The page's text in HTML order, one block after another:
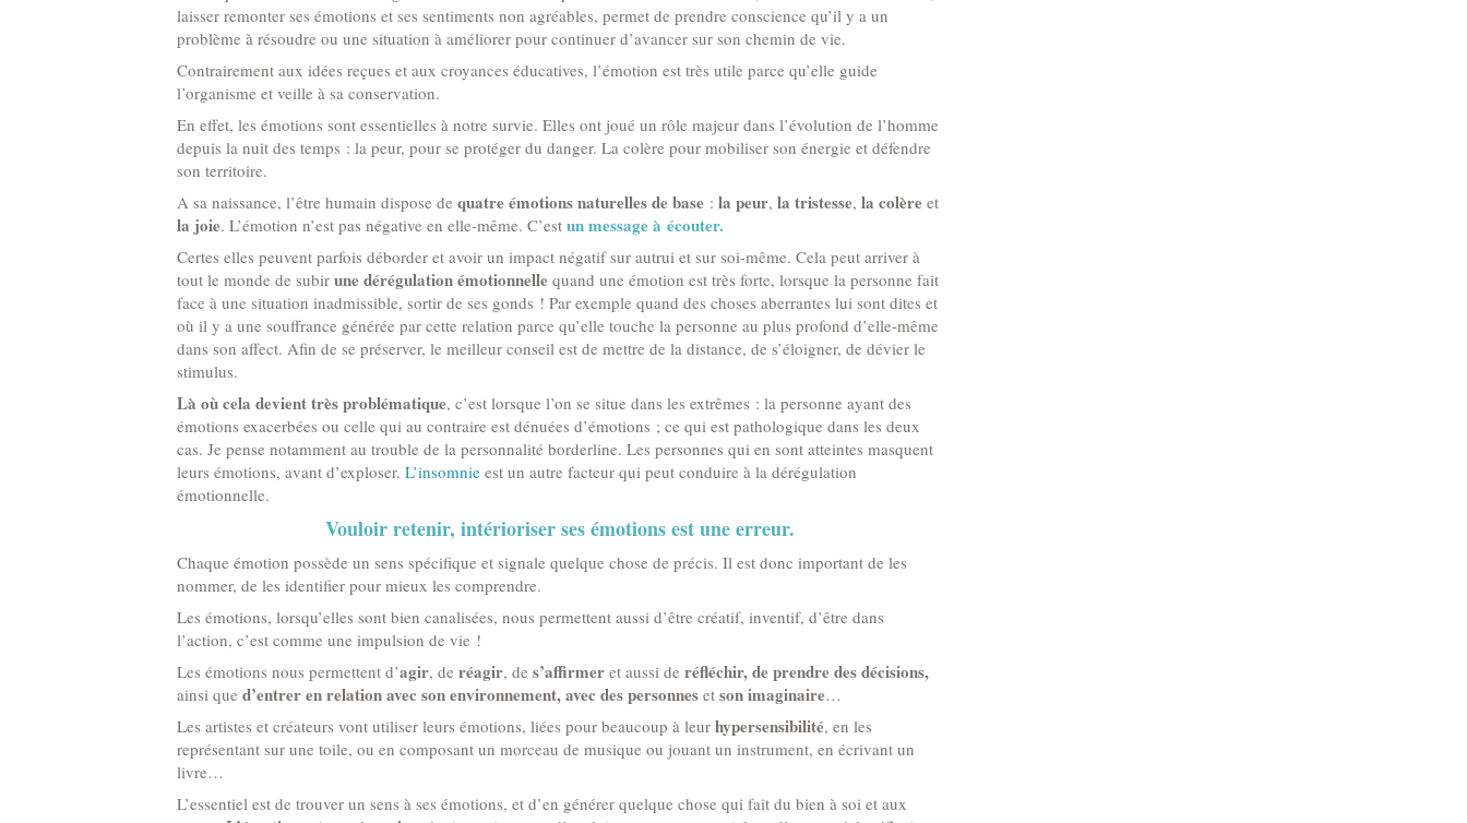
laisser remonter ses émotions et ses sentiments non agréables, permet de prendre conscience qu’il y a un
problème à résoudre ou une situation à améliorer pour continuer d’avancer sur son chemin de vie.
Contrairement aux idées reçues et aux croyances éducatives, l’émotion est très utile parce qu’elle guide
l’organisme et veille à sa conservation.
En effet, les émotions sont essentielles à notre survie. Elles ont joué un rôle majeur dans l’évolution de l’homme
depuis la nuit des temps : la peur, pour se protéger du danger. La colère pour mobiliser son énergie et défendre
son territoire.
A sa naissance, l’être humain dispose de quatre émotions naturelles de base : la peur, la tristesse, la colère et
la joie. L’émotion n’est pas négative en elle-même. C’est un message à écouter.
Certes elles peuvent parfois déborder et avoir un impact négatif sur autrui et sur soi-même. Cela peut arriver à
tout le monde de subir une dérégulation émotionnelle quand une émotion est très forte, lorsque la personne fait
face à une situation inadmissible, sortir de ses gonds ! Par exemple quand des choses aberrantes lui sont dites et
où il y a une souffrance générée par cette relation parce qu’elle touche la personne au plus profond d’elle-même
dans son affect. Afin de se préserver, le meilleur conseil est de mettre de la distance, de s’éloigner, de dévier le
stimulus.
Là où cela devient très problématique, c’est lorsque l’on se situe dans les extrêmes : la personne ayant des
émotions exacerbées ou celle qui au contraire est dénuées d’émotions ; ce qui est pathologique dans les deux
cas. Je pense notamment au trouble de la personnalité borderline. Les personnes qui en sont atteintes masquent
leurs émotions, avant d’exploser. L’insomnie est un autre facteur qui peut conduire à la dérégulation
émotionnelle.
Vouloir retenir, intérioriser ses émotions est une erreur.
Chaque émotion possède un sens spécifique et signale quelque chose de précis. Il est donc important de les
nommer, de les identifier pour mieux les comprendre.
Les émotions, lorsqu’elles sont bien canalisées, nous permettent aussi d’être créatif, inventif, d’être dans
l’action, c’est comme une impulsion de vie !
Les émotions nous permettent d’agir, de réagir, de s’affirmer et aussi de réfléchir, de prendre des décisions,
ainsi que d’entrer en relation avec son environnement, avec des personnes et son imaginaire…
Les artistes et créateurs vont utiliser leurs émotions, liées pour beaucoup à leur hypersensibilité, en les
représentant sur une toile, ou en composant un morceau de musique ou jouant un instrument, en écrivant un
livre…
L’essentiel est de trouver un sens à ses émotions, et d’en générer quelque chose qui fait du bien à soi et aux